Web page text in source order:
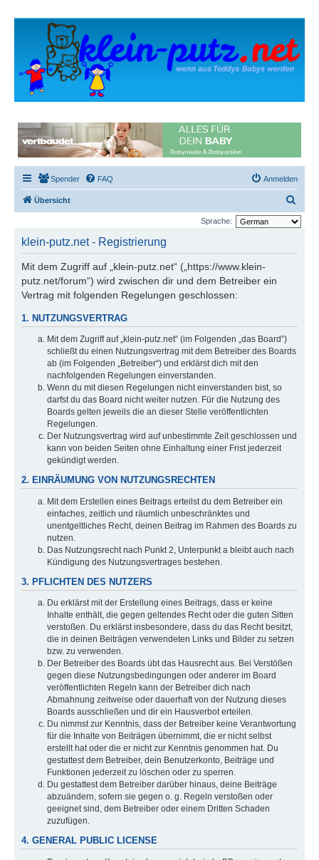
Spender FAQ Anmelden
Übersicht
u
Sprache:
klein-putz.net - Registrierung
Mit dem Zugriff auf „klein-putz.net“ („https://www.klein-
putz.net/forum“) wird zwischen dir und dem Betreiber ein
Vertrag mit folgenden Regelungen geschlossen:
1. NUTZUNGSVERTRAG
Mit dem Zugriff auf „klein-putz.net“ (im Folgenden „das Board“)
schließt du einen Nutzungsvertrag mit dem Betreiber des Boards
ab (im Folgenden „Betreiber“) und erklärst dich mit den
nachfolgenden Regelungen einverstanden.
Wenn du mit diesen Regelungen nicht einverstanden bist, so
darfst du das Board nicht weiter nutzen. Für die Nutzung des
Boards gelten jeweils die an dieser Stelle veröffentlichten
Regelungen.
Der Nutzungsvertrag wird auf unbestimmte Zeit geschlossen und
kann von beiden Seiten ohne Einhaltung einer Frist jederzeit
gekündigt werden.
2. EINRÄUMUNG VON NUTZUNGSRECHTEN
Mit dem Erstellen eines Beitrags erteilst du dem Betreiber ein
einfaches, zeitlich und räumlich unbeschränktes und
unentgeltliches Recht, deinen Beitrag im Rahmen des Boards zu
nutzen.
Das Nutzungsrecht nach Punkt 2, Unterpunkt a bleibt auch nach
Kündigung des Nutzungsvertrages bestehen.
3. PFLICHTEN DES NUTZERS
Du erklärst mit der Erstellung eines Beitrags, dass er keine
Inhalte enthält, die gegen geltendes Recht oder die guten Sitten
verstoßen. Du erklärst insbesondere, dass du das Recht besitzt,
die in deinen Beiträgen verwendeten Links und Bilder zu setzen
bzw. zu verwenden.
Der Betreiber des Boards übt das Hausrecht aus. Bei Verstößen
gegen diese Nutzungsbedingungen oder anderer im Board
veröffentlichten Regeln kann der Betreiber dich nach
Abmahnung zeitweise oder dauerhaft von der Nutzung dieses
Boards ausschließen und dir ein Hausverbot erteilen.
Du nimmst zur Kenntnis, dass der Betreiber keine Verantwortung
für die Inhalte von Beiträgen übernimmt, die er nicht selbst
erstellt hat oder die er nicht zur Kenntnis genommen hat. Du
gestattest dem Betreiber, dein Benutzerkonto, Beiträge und
Funktionen jederzeit zu löschen oder zu sperren.
Du gestattest dem Betreiber darüber hinaus, deine Beiträge
abzuändern, sofern sie gegen o. g. Regeln verstoßen oder
geeignet sind, dem Betreiber oder einem Dritten Schaden
zuzufügen.
4. GENERAL PUBLIC LICENSE